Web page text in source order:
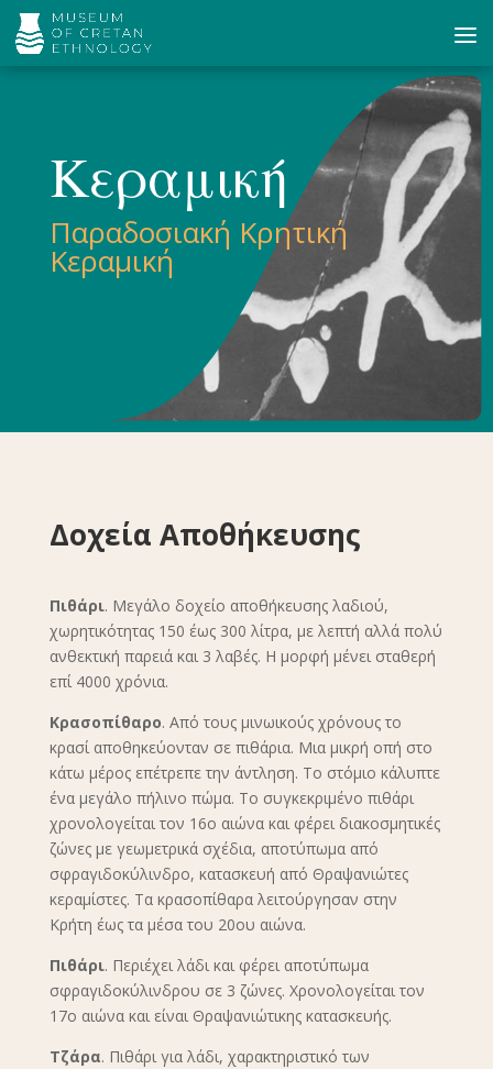
Κεραμική
Παραδοσιακή Κρητική
Κεραμική
Δοχεία Αποθήκευσης
Πιθάρι. Μεγάλο δοχείο αποθήκευσης λαδιού,
χωρητικότητας 150 έως 300 λίτρα, με λεπτή αλλά πολύ
ανθεκτική παρειά και 3 λαβές. Η μορφή μένει σταθερή
επί 4000 χρόνια.
Κρασοπίθαρο. Από τους μινωικούς χρόνους το
κρασί αποθηκεύονταν σε πιθάρια. Μια μικρή οπή στο
κάτω μέρος επέτρεπε την άντληση. Το στόμιο κάλυπτε
ένα μεγάλο πήλινο πώμα. Το συγκεκριμένο πιθάρι
χρονολογείται τον 16ο αιώνα και φέρει διακοσμητικές
ζώνες με γεωμετρικά σχέδια, αποτύπωμα από
σφραγιδοκύλινδρο, κατασκευή από Θραψανιώτες
κεραμίστες. Τα κρασοπίθαρα λειτούργησαν στην
Κρήτη έως τα μέσα του 20ου αιώνα.
Πιθάρι. Περιέχει λάδι και φέρει αποτύπωμα
σφραγιδοκύλινδρου σε 3 ζώνες. Χρονολογείται τον
17ο αιώνα και είναι Θραψανιώτικης κατασκευής.
Τζάρα. Πιθάρι για λάδι, χαρακτηριστικό των